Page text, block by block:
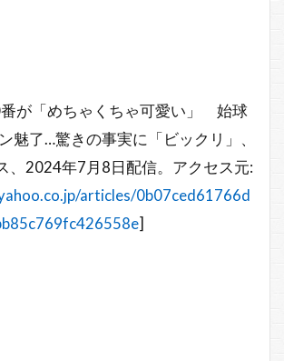
番が「めちゃくちゃ可愛い」 始球
魅了…驚きの事実に「ビックリ」、
、2024年7月8日配信。アクセス元:
articles/0b07ced61766d
]